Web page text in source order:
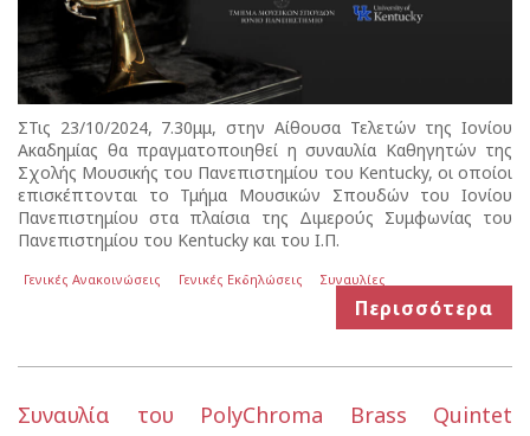
ΣΤις 23/10/2024, 7.30μμ, στην Αίθουσα Τελετών της Ιονίου
Ακαδημίας θα πραγματοποιηθεί η συναυλία Καθηγητών της
Σχολής Μουσικής του Πανεπιστημίου του Kentucky, οι οποίοι
επισκέπτονται το Τμήμα Μουσικών Σπουδών του Ιονίου
Πανεπιστημίου στα πλαίσια της Διμερούς Συμφωνίας του
Πανεπιστημίου του Kentucky και του Ι.Π.
Γενικές Ανακοινώσεις Γενικές Εκδηλώσεις Συναυλίες
Περισσότερα
Συναυλία του PolyChroma Brass Quintet